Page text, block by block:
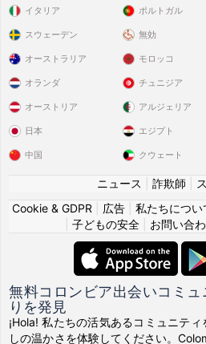
イタリア
スウェーデン
ポルトガル
無効
オーストラリア
オランダ
オーストリア
日本
中国
モロッコ
チュニジア
アルジェリア
エジプト
クウェート
ニュース 詐欺師
Cookie & GDPR
広告 私たちについ
子どもの安全| お問い合
無料コロンビア出会いコミ
りを発見
¡Hola! 私たちの活気あるコミュニテ
しの温かさを体験してください。